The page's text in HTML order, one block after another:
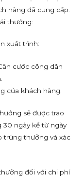
hàng đã cung cấp.
thưởng:
xuất trình:
cước công dân
của khách hàng.
sẽ được trao
30 ngày kể từ ngày
trúng thưởng và xác
đối với chi phí